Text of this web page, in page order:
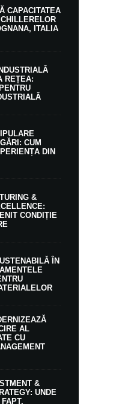
CAPACITATEA
ITALIA
REȚEA:
CUM
DIN
&
CONDIȚIE
ÎN
AL
CU
&
UNDE